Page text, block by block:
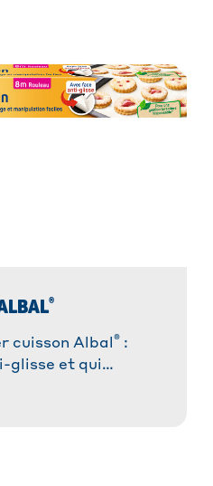
®
cuisson Albal® :
glisse et qui